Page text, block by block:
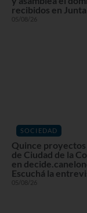
recibidos en
05/08/26
SOCIEDAD
Quince
de Ciudad de la
en
Escuchá la
05/08/26